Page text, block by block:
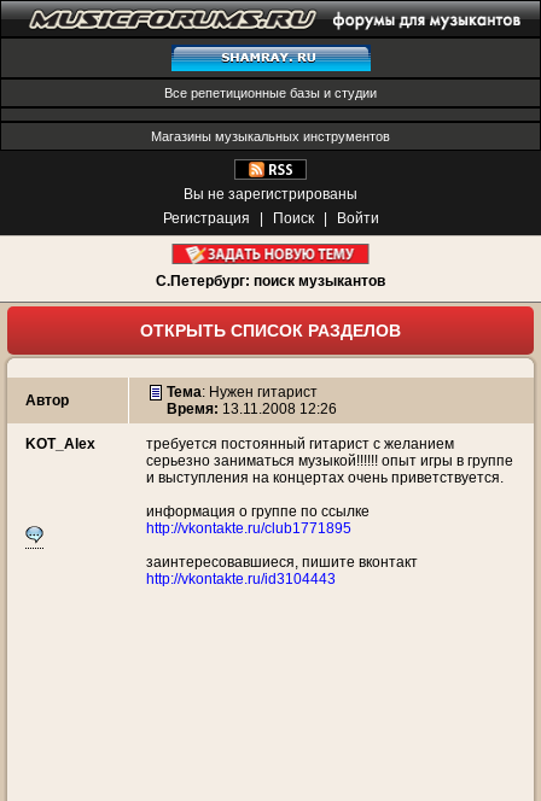
Все репетиционные базы и студии
Магазины музыкальных инструментов
Вы не зарегистрированы
Регистрация
Поиск Войти
С.Петербург: поиск музыкантов
ОТКРЫТЬ СПИСОК РАЗДЕЛОВ
Автор Тема: Нужен гитарист
Время: 13.11.2008 12:26
KOT_Alex
требуется постоянный гитарист с желанием
серьезно заниматься музыкой!!!!!! опыт игры в группе
и выступления на концертах очень приветствуется.
информация о группе по ссылке
http://vkontakte.ru/club1771895
заинтересовавшиеся, пишите вконтакт
http://vkontakte.ru/id3104443